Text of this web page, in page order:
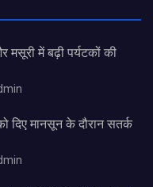
मसूरी में बढ़ी पर्यटकों की
दिए मानसून के दौरान सतर्क